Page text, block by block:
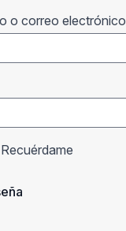
o correo electrónico
Recuérdame